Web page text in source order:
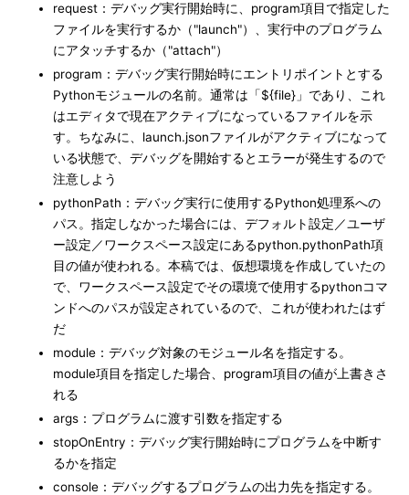
request：デバッグ実行開始時に、program項目で指定した
ファイルを実行するか（"launch"）、実行中のプログラム
にアタッチするか（"attach"）
program：デバッグ実行開始時にエントリポイントとする
Pythonモジュールの名前。通常は「${file}」であり、これ
はエディタで現在アクティブになっているファイルを示
す。ちなみに、launch.jsonファイルがアクティブになって
いる状態で、デバッグを開始するとエラーが発生するので
注意しよう
pythonPath：デバッグ実行に使用するPython処理系への
パス。指定しなかった場合には、デフォルト設定／ユーザ
ー設定／ワークスペース設定にあるpython.pythonPath項
目の値が使われる。本稿では、仮想環境を作成していたの
で、ワークスペース設定でその環境で使用するpythonコマ
ンドへのパスが設定されているので、これが使われたはず
だ
module：デバッグ対象のモジュール名を指定する。
module項目を指定した場合、program項目の値が上書きさ
れる
args：プログラムに渡す引数を指定する
stopOnEntry：デバッグ実行開始時にプログラムを中断す
るかを指定
console：デバッグするプログラムの出力先を指定する。